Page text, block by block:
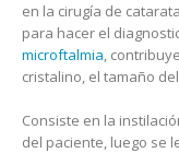
en la cirugía de
para hacer el
microftalmia,
cristalino, el tamaño
Consiste en la
del paciente, luego se